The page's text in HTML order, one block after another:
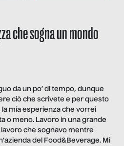
che sogna un mondo
da un po’ di tempo, dunque
ciò che scrivete e per questo
mia esperienza che vorrei
o meno. Lavoro in una grande
che sognavo mentre
del Food&Beverage. Mi